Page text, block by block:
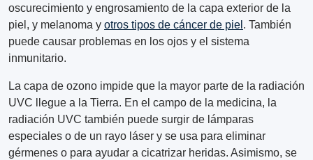
oscurecimiento y engrosamiento de la capa exterior de la
piel, y melanoma y otros tipos de cáncer de piel . También
puede causar problemas en los ojos y el sistema
inmunitario.
La capa de ozono impide que la mayor parte de la radiación
UVC llegue a la Tierra. En el campo de la medicina, la
radiación UVC también puede surgir de lámparas
especiales o de un rayo láser y se usa para eliminar
gérmenes o para ayudar a cicatrizar heridas. Asimismo, se